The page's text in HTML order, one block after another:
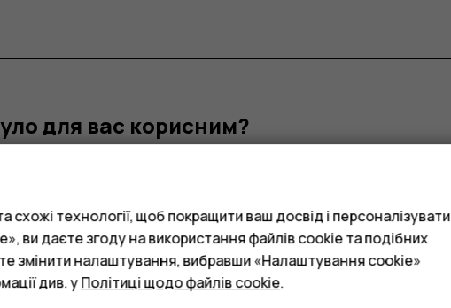
для вас корисним?
технології, щоб покращити ваш досвід і персоналізувати
ви даєте згоду на використання файлів cookie та подібних
змінити налаштування, вибравши «Налаштування cookie»
див. уПолітиці щодо файлів cookie.